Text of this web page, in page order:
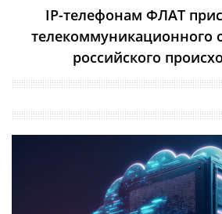
IP-телефонам ФЛАТ
телекоммуникационного
российского